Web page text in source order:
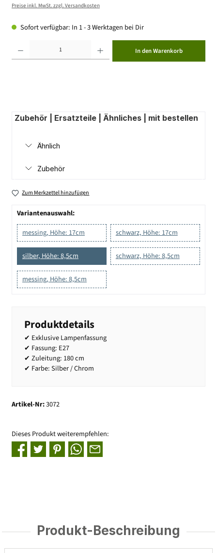
Preise inkl. MwSt. zzgl. Versandkosten
Sofort verfügbar: In 1 - 3 Werktagen bei Dir
In den Warenkorb
Zubehör | Ersatzteile | Ähnliches | mit bestellen
Ähnlich
Zubehör
Zum Merkzettel hinzufügen
Variantenauswahl:
messing, Höhe: 17cm
schwarz, Höhe: 17cm
silber, Höhe: 8,5cm schwarz, Höhe: 8,5cm
messing, Höhe: 8,5cm
Produktdetails
✔ Exklusive Lampenfassung
✔ Fassung: E27
✔ Zuleitung: 180 cm
✔ Farbe: Silber / Chrom
Artikel-Nr:3072
Dieses Produkt weiterempfehlen:
Produkt-Beschreibung